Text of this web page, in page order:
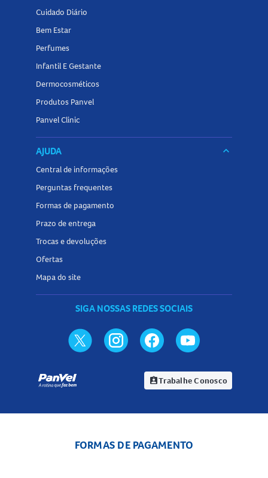
Cuidado Diário
Bem Estar
Perfumes
Infantil E Gestante
Dermocosméticos
Produtos Panvel
Panvel Clinic
AJUDA keyboard_arrow_down
Central de informações
Perguntas frequentes
Formas de pagamento
Prazo de entrega
Trocas e devoluções
Ofertas
Mapa do site
SIGA NOSSAS REDES SOCIAIS
assignment_indTrabalhe Conosco
FORMAS DE PAGAMENTO